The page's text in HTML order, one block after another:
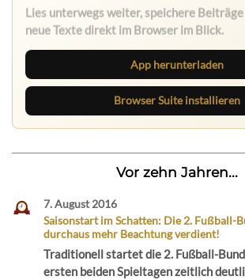
Lies unterwegs weiter, speichere
neue Texte direkt im Browser im Blick.
App herunterladen
Browser Suite installieren
Vor zehn Jahren...
7. August 2016
Saisonstart im Schatten: Die 2. Fußball-
durchaus mehr Beachtung verdient!
Traditionell startet die 2. Fußball-
ersten beiden Spieltagen zeitlich